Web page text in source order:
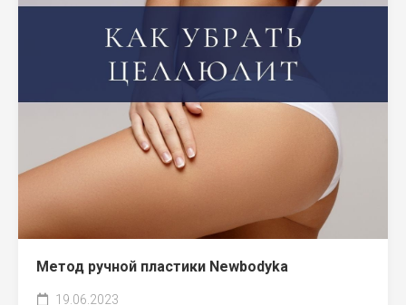
Метод ручной пластики Newbodyka
19.06.2023